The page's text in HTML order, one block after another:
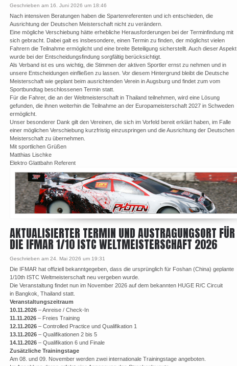
Geschrieben am 16. Juni 2026 um 18:46
Nach intensiven Beratungen haben die Spartenreferenten und ich entschieden, die
Ausrichtung der Deutschen Meisterschaft nicht zu verändern.
Eine mögliche Verschiebung hätte erhebliche Herausforderungen bei der Terminfindung mit
sich gebracht. Dabei galt es insbesondere, einen Termin zu finden, der möglichst vielen
Fahrern die Teilnahme ermöglicht und eine breite Beteiligung sicherstellt. Auch dieser Aspekt
wurde bei der Entscheidungsfindung sorgfältig berücksichtigt.
Als Verband ist es uns wichtig, die Stimmen der aktiven Sportler ernst zu nehmen und in
unsere Entscheidungen einfließen zu lassen. Vor diesem Hintergrund bleibt die Deutsche
Meisterschaft wie geplant beim ausrichtenden Verein in Augsburg und findet zum vom
Sportbundtag beschlossenen Termin statt.
Für die Fahrer, die an der Weltmeisterschaft in Thailand teilnehmen, wird eine Lösung
gefunden, die ihnen weiterhin die Teilnahme an der Europameisterschaft 2027 in Schweden
ermöglicht.
Unser besonderer Dank gilt den Vereinen, die sich im Vorfeld bereit erklärt haben, im Falle
einer möglichen Verschiebung kurzfristig einzuspringen und die Ausrichtung der Deutschen
Meisterschaft zu übernehmen.
Mit sportlichen Grüßen
Matthias Lischke
Elektro Glattbahn Referent
AKTUALISIERTER TERMIN UND AUSTRAGUNGSORT FÜR
DIE IFMAR 1/10 ISTC WELTMEISTERSCHAFT 2026
Geschrieben am 24. Mai 2026 um 19:31
Die IFMAR hat offiziell bekanntgegeben, dass die ursprünglich für Foshan (China) geplante
1/10th ISTC Weltmeisterschaft neu vergeben wurde.
Die Veranstaltung findet nun im November 2026 auf dem bekannten HUGE R/C Circuit
in Bangkok, Thailand statt.
Veranstaltungszeitraum
10.11.2026 – Anreise / Check-In
11.11.2026 – Freies Training
12.11.2026 – Controlled Practice und Qualifikation 1
13.11.2026 – Qualifikationen 2 bis 5
14.11.2026 – Qualifikation 6 und Finale
Zusätzliche Trainingstage
Am 08. und 09. November werden zwei internationale Trainingstage angeboten.